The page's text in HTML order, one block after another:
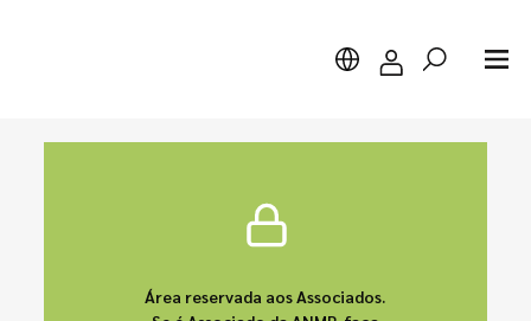
Área reservada aos Associados.